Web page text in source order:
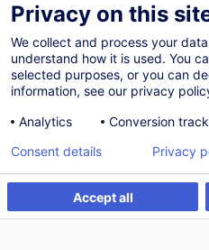
Vous souhaitez
développement
académiques
les carrières et
compétences ?
À la House of Training, nous
montée en compétences est
progression personnelle,
Privacy on this
We collect and process your
understand how it is used. You
selected purposes, or you can
information, see our privacy
Analytics
Conversion
Accept all
Consent details Privacy